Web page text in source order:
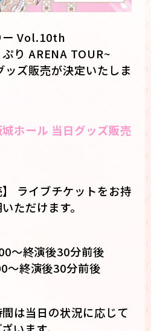
ー Vol.10th
り ARENA TOUR~
ッズ販売が決定いたしま
ホール 当日グッズ販売
】 ライブチケットをお持
ただけます。
〜終演後30分前後
終演後30分前後
は当日の状況に応じて